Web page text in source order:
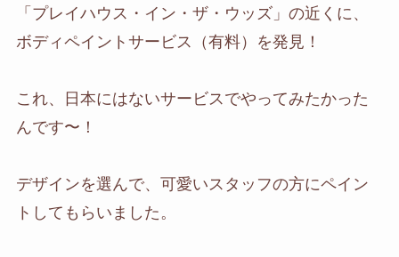
「プレイハウス・イン・ザ・ウッズ」の近くに、
ボディペイントサービス（有料）を発見！
これ、日本にはないサービスでやってみたかった
んです〜！
デザインを選んで、可愛いスタッフの方にペイン
トしてもらいました。